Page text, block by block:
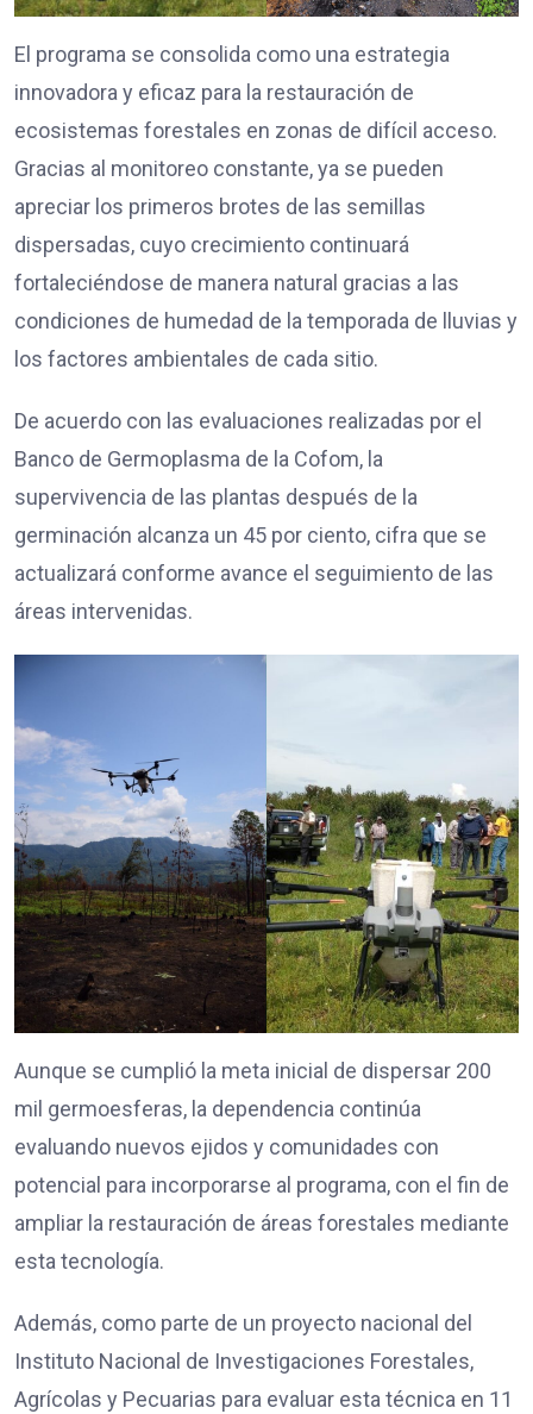
El programa se consolida como una estrategia
innovadora y eficaz para la restauración de
ecosistemas forestales en zonas de difícil acceso.
Gracias al monitoreo constante, ya se pueden
apreciar los primeros brotes de las semillas
dispersadas, cuyo crecimiento continuará
fortaleciéndose de manera natural gracias a las
condiciones de humedad de la temporada de lluvias y
los factores ambientales de cada sitio.
De acuerdo con las evaluaciones realizadas por el
Banco de Germoplasma de la Cofom, la
supervivencia de las plantas después de la
germinación alcanza un 45 por ciento, cifra que se
actualizará conforme avance el seguimiento de las
áreas intervenidas.
Aunque se cumplió la meta inicial de dispersar 200
mil germoesferas, la dependencia continúa
evaluando nuevos ejidos y comunidades con
potencial para incorporarse al programa, con el fin de
ampliar la restauración de áreas forestales mediante
esta tecnología.
Además, como parte de un proyecto nacional del
Instituto Nacional de Investigaciones Forestales,
Agrícolas y Pecuarias para evaluar esta técnica en 11